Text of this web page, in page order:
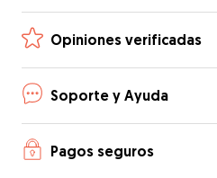
Opiniones verificadas
Soporte y Ayuda
Pagos seguros